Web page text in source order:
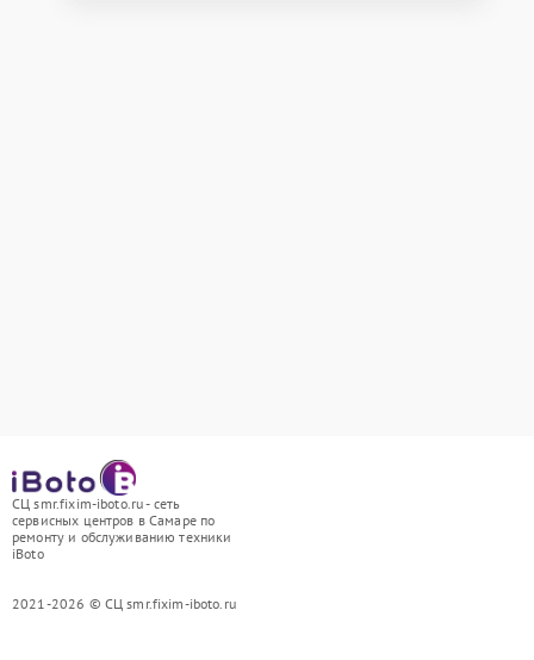
СЦ smr.fixim-iboto.ru - сеть
сервисных центров в Самаре по
ремонту и обслуживанию техники
iBoto
2021-2026 © СЦ smr.fixim-iboto.ru